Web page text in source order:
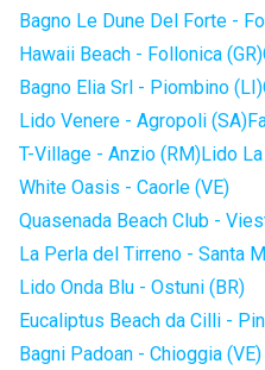
Bagno Le Dune Del Forte -
Hawaii Beach - Follonica (GR)
Bagno Elia Srl - Piombino (LI)
Lido Venere - Agropoli (SA)
T-Village - Anzio (RM)Lido
White Oasis - Caorle (VE)
Quasenada Beach Club -
La Perla del Tirreno - Santa
Lido Onda Blu - Ostuni (BR)
Eucaliptus Beach da Cilli -
Bagni Padoan - Chioggia (VE)